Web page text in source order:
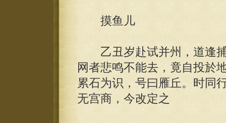
摸鱼儿
乙丑岁赴试并州，道逢捕
网者悲鸣不能去，竟自投於
累石为识，号曰雁丘。时同
无宫商，今改定之